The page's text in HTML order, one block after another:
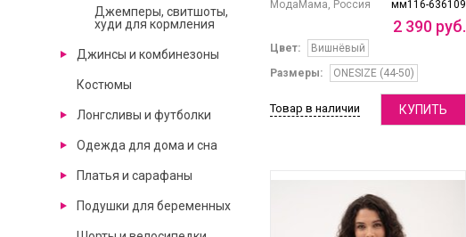
Джемперы, свитшоты,
худи для кормления
Джинсы и комбинезоны
Костюмы
Лонгсливы и футболки
Одежда для дома и сна
Платья и сарафаны
Подушки для беременных
мм116-636109
МодаМама, Россия
2 390 руб.
Цвет:
Вишнёвый
Размеры:
ONESIZE (44-50)
Товар в наличии КУПИТЬ